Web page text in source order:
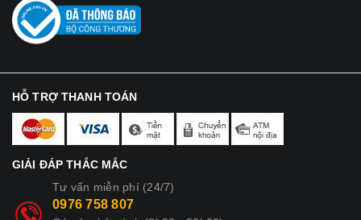
HỖ TRỢ THANH TOÁN
GIẢI ĐÁP THẮC MẮC
Tư vấn miễn phí (24/7)
0976 758 807